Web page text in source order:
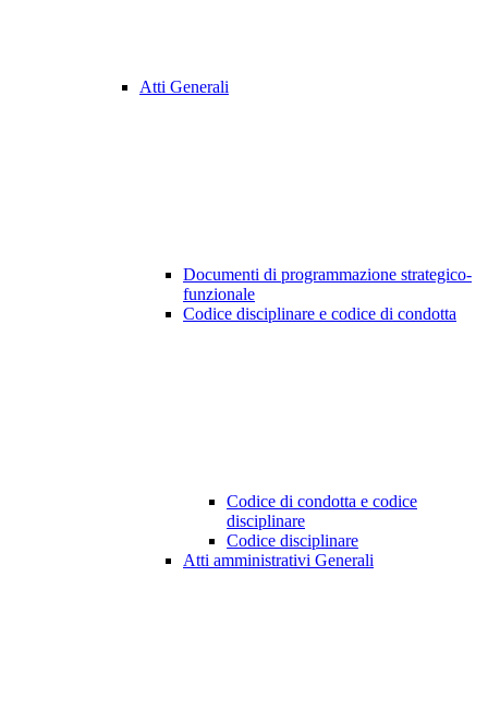
Atti Generali
Documenti di programmazione strategico-
funzionale
Codice disciplinare e codice di condotta
Codice di condotta e codice
disciplinare
Codice disciplinare
Atti amministrativi Generali